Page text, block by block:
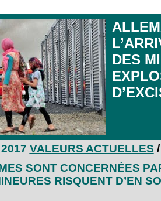
DES
VALEURS ACTUELLES /
SONT CONCERNÉES
RISQUENT D’EN